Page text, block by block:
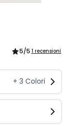
5/5 1 recensioni
+ 3 Colori